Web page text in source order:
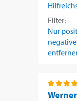
Filter:
Nur
negative